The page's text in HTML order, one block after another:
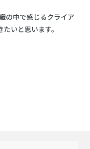
の中で感じるクライア
いと思います。